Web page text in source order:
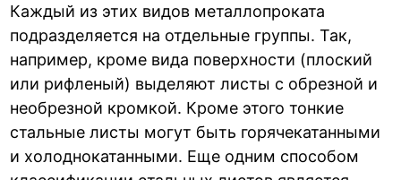
Каждый из этих видов металлопроката
подразделяется на отдельные группы. Так,
например, кроме вида поверхности (плоский
или рифленый) выделяют листы с обрезной и
необрезной кромкой. Кроме этого тонкие
стальные листы могут быть горячекатанными
и холоднокатанными. Еще одним способом